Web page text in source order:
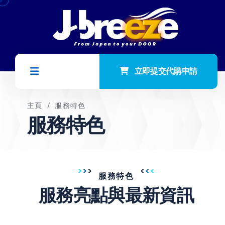
立即提交代購申請
主頁 / 服務特色
服務特色
服務特色
服務亮點與最新資訊